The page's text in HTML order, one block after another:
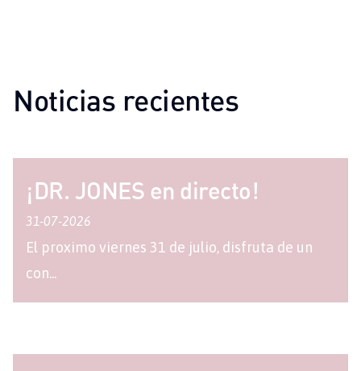
Noticias recientes
¡DR. JONES en directo!
31-07-2026
El proximo viernes 31 de julio, disfruta de un
con...